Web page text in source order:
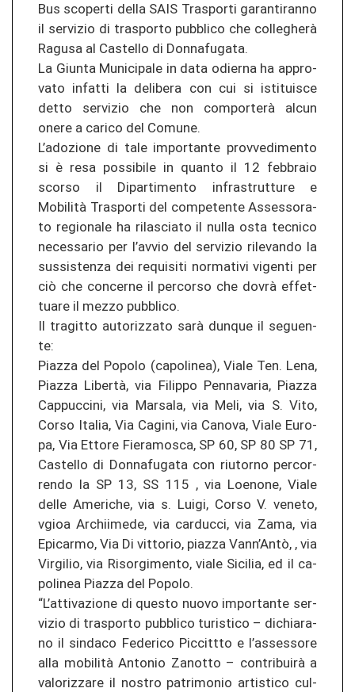
Bus sco­per­ti della SAIS Tras­por­ti ga­ran­ti­ran­no
il ser­vi­zio di tras­por­to pu­bbli­co che collegherà
Ra­gu­sa al Cas­tel­lo di Don­na­fu­ga­ta.
La Giun­ta Mu­ni­ci­pa­le in data odier­na ha ap­pro­
va­to in­fat­ti la de­li­be­ra con cui si is­ti­t­uis­ce
detto ser­vi­zio che non comporterà alcun
onere a ca­ri­co del Co­mu­ne.
L’ad­ozio­ne di tale im­por­tan­te pro­v­ved­imen­to
si è resa pos­si­bi­le in quan­to il 12 febbraio
scor­so il Di­par­ti­men­to in­fras­trut­tu­re e
Mobilità Tras­por­ti del com­pe­ten­te As­ses­so­ra­
to re­gio­na­le ha ri­la­s­cia­to il nulla osta tec­ni­co
ne­ces­sa­rio per l’avvio del ser­vi­zio ri­le­van­do la
sus­sis­ten­za dei re­qui­si­ti nor­ma­ti­vi vi­gen­ti per
ciò che con­cer­ne il per­cor­so che dovrà ef­fet­
tua­re il mezzo pu­bbli­co.
Il tra­git­to au­to­ri­z­za­to sarà dun­que il se­guen­
te:
Pia­z­za del Po­po­lo (ca­po­li­nea), Viale Ten. Lena,
Pia­z­za Libertà, via Fi­lip­po Pen­na­va­ria, Pia­z­za
Cap­puc­ci­ni, via Mar­sa­la, via Meli, via S. Vito,
Corso Ita­lia, Via Ca­gi­ni, via Ca­no­va, Viale Eu­ro­
pa, Via Et­to­re Fie­r­a­mos­ca, SP 60, SP 80 SP 71,
Cas­tel­lo di Don­na­fu­ga­ta con riu­tor­no per­cor­
ren­do la SP 13, SS 115 , via Loe­no­ne, Viale
delle Ame­ri­che, via s. Luigi, Corso V. ve­ne­to,
vgioa Ar­chii­me­de, via car­duc­ci, via Zama, via
Epi­car­mo, Via Di vit­to­rio, pia­z­za Vann’Antò, , via
Vir­gi­lio, via Ri­sor­gi­men­to, viale Si­ci­lia, ed il ca­
po­li­nea Pia­z­za del Po­po­lo.
“L’at­ti­va­zio­ne di ques­to nuovo im­por­tan­te ser­
vi­zio di tras­por­to pu­bbli­co tu­ris­ti­co – di­chia­ra­
no il sin­da­co Fe­de­ri­co Pic­cittto e l’as­ses­so­re
alla mobilità An­to­nio Za­not­to – contribuirà a
va­lo­ri­z­za­re il nos­tro pa­tri­mo­nio ar­tis­ti­co cul­